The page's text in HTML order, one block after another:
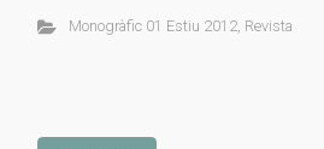
Monogràfic 01 Estiu 2012, Revista